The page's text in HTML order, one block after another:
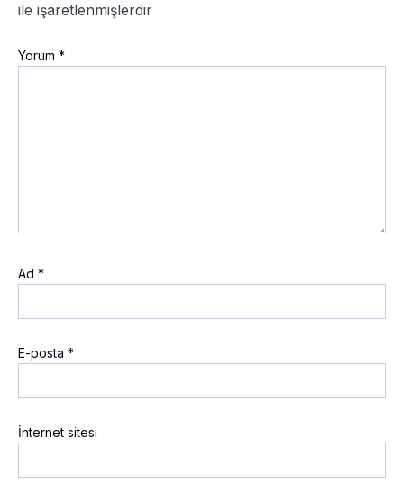
ile işaretlenmişlerdir
Yorum *
Ad *
E-posta *
İnternet sitesi